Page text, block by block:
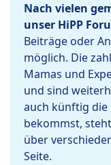
Nach vielen
unser HiPP
Beiträge oder
möglich. Die
Mamas und
und sind
auch künftig
bekommst,
über
Seite.